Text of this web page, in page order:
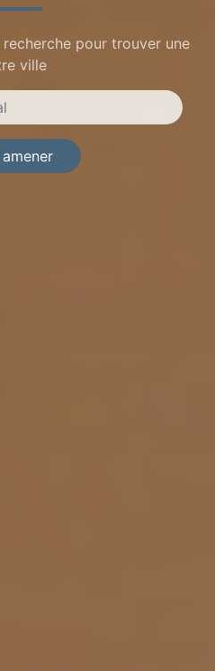
pour trouver une
ville